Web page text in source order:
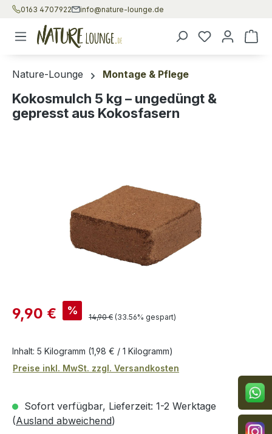
Zum Hauptinhalt springen
0163 4707922 info@nature-lounge.de
Nature-Lounge Montage & Pflege
Kokosmulch 5 kg – ungedüngt &
gepresst aus Kokosfasern
Verkaufspreis:
9,90 € % Regulärer Preis:
14,90 € (33.56% gespart)
Inhalt: 5 Kilogramm (1,98 € / 1 Kilogramm)
Preise inkl. MwSt. zzgl. Versandkosten
Sofort verfügbar, Lieferzeit: 1-2 Werktage
(Ausland abweichend)